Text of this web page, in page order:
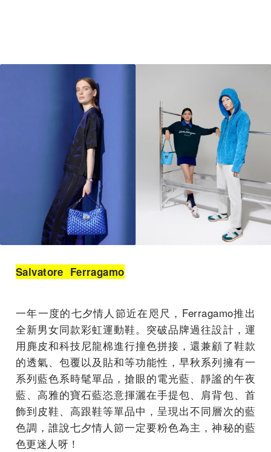
Salvatore Ferragamo
一年一度的七夕情人節近在咫尺，Ferragamo推出
全新男女同款彩虹運動鞋。突破品牌過往設計，運
用麂皮和科技尼龍棉進行撞色拼接，還兼顧了鞋款
的透氣、包覆以及貼和等功能性，早秋系列擁有一
系列藍色系時髦單品，搶眼的電光藍、靜謐的午夜
藍、高雅的寶石藍恣意揮灑在手提包、肩背包、首
飾到皮鞋、高跟鞋等單品中，呈現出不同層次的藍
色調，誰說七夕情人節一定要粉色為主，神秘的藍
色更迷人呀！